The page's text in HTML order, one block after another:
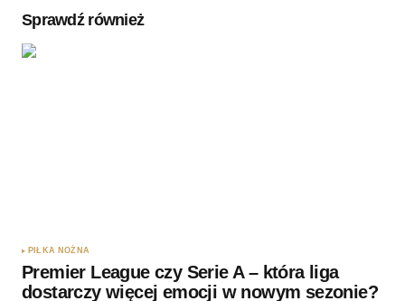
Sprawdź również
PIŁKA NOŻNA
Premier League czy Serie A – która liga
dostarczy więcej emocji w nowym sezonie?